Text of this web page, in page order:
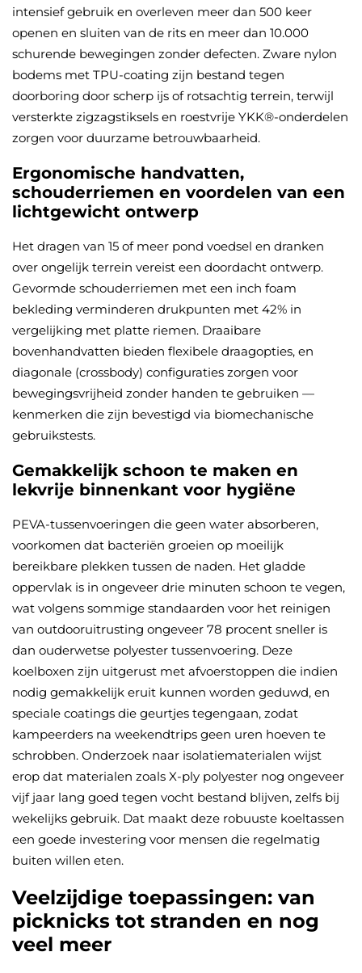
intensief gebruik en overleven meer dan 500 keer
openen en sluiten van de rits en meer dan 10.000
schurende bewegingen zonder defecten. Zware nylon
bodems met TPU-coating zijn bestand tegen
doorboring door scherp ijs of rotsachtig terrein, terwijl
versterkte zigzagstiksels en roestvrije YKK®-onderdelen
zorgen voor duurzame betrouwbaarheid.
Ergonomische handvatten,
schouderriemen en voordelen van een
lichtgewicht ontwerp
Het dragen van 15 of meer pond voedsel en dranken
over ongelijk terrein vereist een doordacht ontwerp.
Gevormde schouderriemen met een inch foam
bekleding verminderen drukpunten met 42% in
vergelijking met platte riemen. Draaibare
bovenhandvatten bieden flexibele draagopties, en
diagonale (crossbody) configuraties zorgen voor
bewegingsvrijheid zonder handen te gebruiken —
kenmerken die zijn bevestigd via biomechanische
gebruikstests.
Gemakkelijk schoon te maken en
lekvrije binnenkant voor hygiëne
PEVA-tussenvoeringen die geen water absorberen,
voorkomen dat bacteriën groeien op moeilijk
bereikbare plekken tussen de naden. Het gladde
oppervlak is in ongeveer drie minuten schoon te vegen,
wat volgens sommige standaarden voor het reinigen
van outdooruitrusting ongeveer 78 procent sneller is
dan ouderwetse polyester tussenvoering. Deze
koelboxen zijn uitgerust met afvoerstoppen die indien
nodig gemakkelijk eruit kunnen worden geduwd, en
speciale coatings die geurtjes tegengaan, zodat
kampeerders na weekendtrips geen uren hoeven te
schrobben. Onderzoek naar isolatiematerialen wijst
erop dat materialen zoals X-ply polyester nog ongeveer
vijf jaar lang goed tegen vocht bestand blijven, zelfs bij
wekelijks gebruik. Dat maakt deze robuuste koeltassen
een goede investering voor mensen die regelmatig
buiten willen eten.
Veelzijdige toepassingen: van
picknicks tot stranden en nog
veel meer